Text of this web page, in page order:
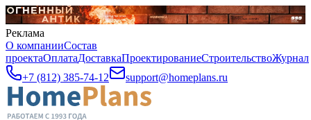
Реклама
О компанииСостав
проектаОплатаДоставкаПроектированиеСтроительствоЖурнал
+7 (812) 385-74-12
support@homeplans.ru